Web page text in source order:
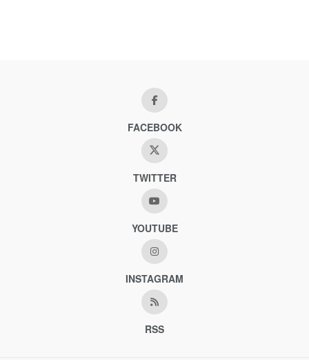
FACEBOOK
TWITTER
YOUTUBE
INSTAGRAM
RSS